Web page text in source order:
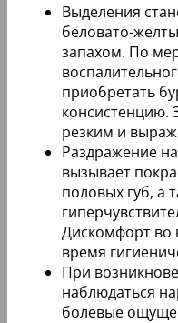
Выделения
беловато-
запахом. По
приобретать
консистенцию.
резким и
Раздражение
вызывает
половых губ, а
Дискомфорт во
время
При
наблюдаться
болевые